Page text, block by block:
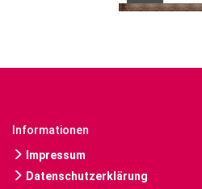
Informationen
Impressum
Datenschutzerklärung